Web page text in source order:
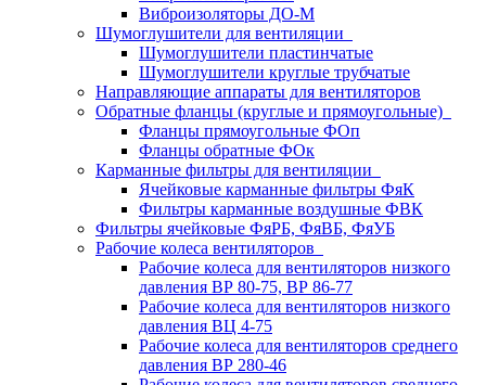
Виброизоляторы ДО-М
Шумоглушители для вентиляции
Шумоглушители пластинчатые
Шумоглушители круглые трубчатые
Направляющие аппараты для вентиляторов
Обратные фланцы (круглые и прямоугольные)
Фланцы прямоугольные ФОп
Фланцы обратные ФОк
Карманные фильтры для вентиляции
Ячейковые карманные фильтры ФяК
Фильтры карманные воздушные ФВК
Фильтры ячейковые ФяРБ, ФяВБ, ФяУБ
Рабочие колеса вентиляторов
Рабочие колеса для вентиляторов низкого
давления ВР 80-75, ВР 86-77
Рабочие колеса для вентиляторов низкого
давления ВЦ 4-75
Рабочие колеса для вентиляторов среднего
давления ВР 280-46